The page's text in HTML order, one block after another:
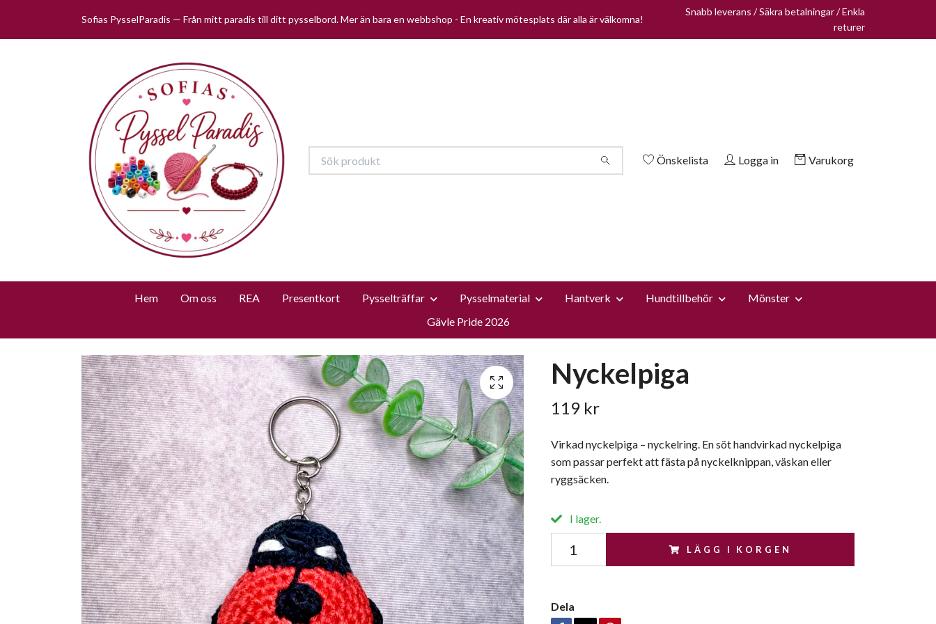
Sofias PysselParadis — Från mitt paradis till ditt pysselbord. Mer än bara en webbshop - En kreativ mötesplats där alla är välkomna!
Snabb leverans / Säkra betalningar / Enkla
returer
Önskelista Logga in Varukorg
Hem Om oss REA Presentkort Pysselträffar Pysselmaterial Hantverk Hundtillbehör
Mönster
Gävle Pride 2026
Nyckelpiga
119 kr
Virkad nyckelpiga – nyckelring. En söt handvirkad nyckelpiga
som passar perfekt att fästa på nyckelknippan, väskan eller
ryggsäcken.
I lager.
LÄGG I KORGEN
Dela